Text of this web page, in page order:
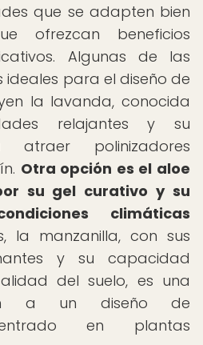
que se adapten bien
ofrezcan beneficios
Algunas de las
ideales para el diseño de
la lavanda, conocida
relajantes y su
polinizadores
Otra opción es el aloe
su gel curativo y su
climáticas
la manzanilla, con sus
y su capacidad
del suelo, es una
a un diseño de
en plantas